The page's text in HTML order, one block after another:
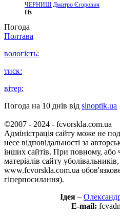
ЧЕРНИШ Дмитро Єгорович
Пз
Погода
Полтава
вологість:
тиск:
вітер:
Погода на 10 днів від sinoptik.ua
©2007 - 2024 - fcvorskla.com.ua
Адміністрація сайту може не
несе відповідальності за
інших сайтів. При повному, або
матеріалів сайту
www.fcvorskla.com.ua
гіперпосилання).
Ідея –
E-mail: